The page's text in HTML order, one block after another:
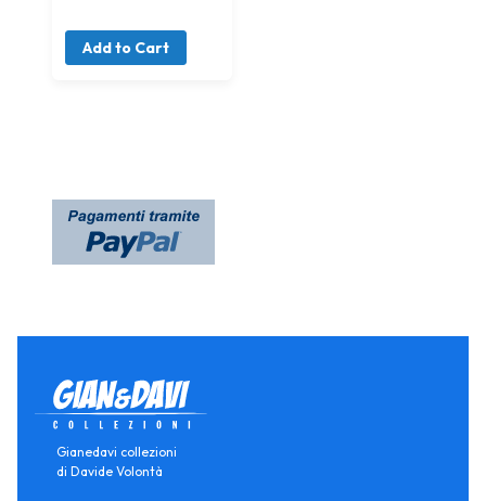
Add to Cart
Gianedavi collezioni
di Davide Volontà